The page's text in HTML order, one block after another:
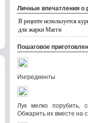
Личные впечатления о
В рецепте используется
для жарки Магги
Пошаговое
Ингредиенты
Лук мелко порубить,
Обжарить их вместе на